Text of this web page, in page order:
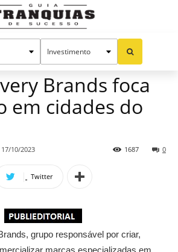
Brands foca
em cidades do
17/10/2023 0
1687
Twitter
grupo responsável por criar,
marcas especializadas em